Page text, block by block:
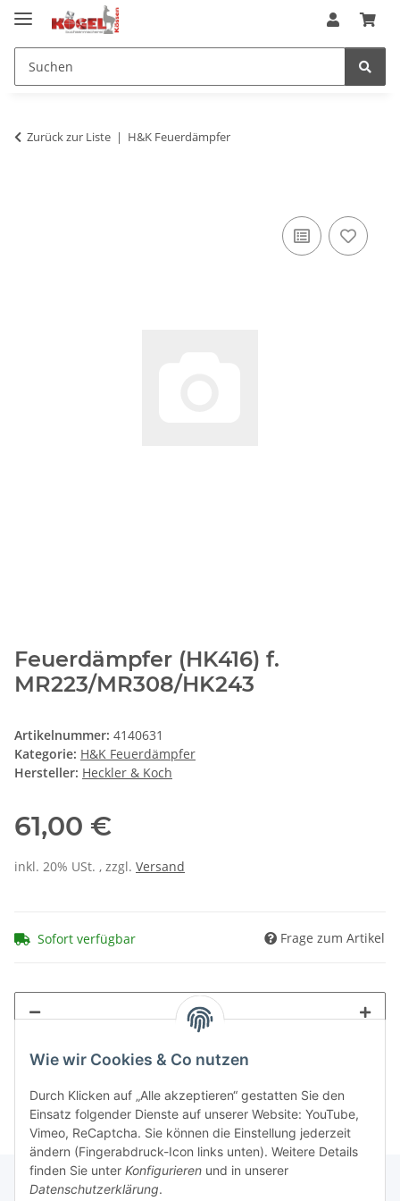
Wie wir Cookies & Co nutzen
Durch Klicken auf „Alle akzeptieren“ gestatten Sie den
Einsatz folgender Dienste auf unserer Website: YouTube,
Vimeo, ReCaptcha. Sie können die Einstellung jederzeit
ändern (Fingerabdruck-Icon links unten). Weitere Details
finden Sie unter Konfigurieren und in unserer
Datenschutzerklärung.
Zurück zur Liste H&K Feuerdämpfer
Feuerdämpfer (HK416) f.
MR223/MR308/HK243
Artikelnummer: 4140631
Kategorie: H&K Feuerdämpfer
Hersteller: Heckler & Koch
61,00 €
inkl. 20% USt. , zzgl. Versand
Sofort verfügbar Frage zum Artikel